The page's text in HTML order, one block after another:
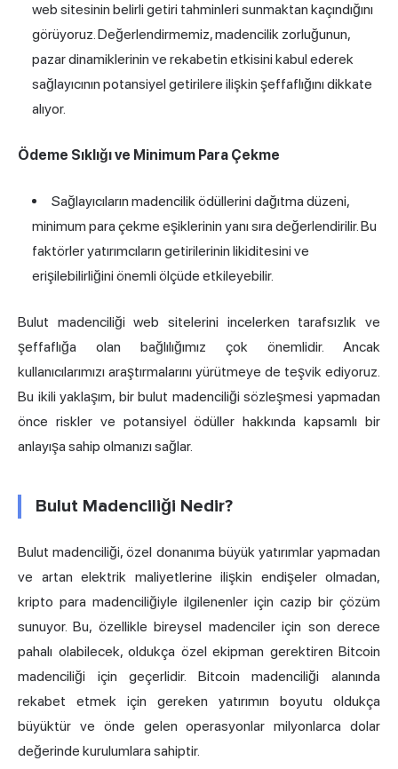
web sitesinin belirli getiri tahminleri sunmaktan kaçındığını
görüyoruz. Değerlendirmemiz, madencilik zorluğunun,
pazar dinamiklerinin ve rekabetin etkisini kabul ederek
sağlayıcının potansiyel getirilere ilişkin şeffaflığını dikkate
alıyor.
Ödeme Sıklığı ve Minimum Para Çekme
Sağlayıcıların madencilik ödüllerini dağıtma düzeni,
minimum para çekme eşiklerinin yanı sıra değerlendirilir. Bu
faktörler yatırımcıların getirilerinin likiditesini ve
erişilebilirliğini önemli ölçüde etkileyebilir.
Bulut madenciliği web sitelerini incelerken tarafsızlık ve
şeffaflığa olan bağlılığımız çok önemlidir. Ancak
kullanıcılarımızı araştırmalarını yürütmeye de teşvik ediyoruz.
Bu ikili yaklaşım, bir bulut madenciliği sözleşmesi yapmadan
önce riskler ve potansiyel ödüller hakkında kapsamlı bir
anlayışa sahip olmanızı sağlar.
Bulut Madenciliği Nedir?
Bulut madenciliği, özel donanıma büyük yatırımlar yapmadan
ve artan elektrik maliyetlerine ilişkin endişeler olmadan,
kripto para madenciliğiyle ilgilenenler için cazip bir çözüm
sunuyor. Bu, özellikle bireysel madenciler için son derece
pahalı olabilecek, oldukça özel ekipman gerektiren Bitcoin
madenciliği için geçerlidir. Bitcoin madenciliği alanında
rekabet etmek için gereken yatırımın boyutu oldukça
büyüktür ve önde gelen operasyonlar milyonlarca dolar
değerinde kurulumlara sahiptir.